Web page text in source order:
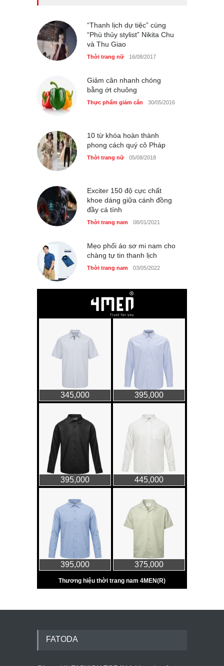
Chiếc áo dài cưới của Hoa
hậu Đỗ Hà ?
“Thanh lịch dự tiệc” cùng
“Phù thủy stylist” Nikita Chu
và Thu Giao
Thời trang nữ 16/08/2017
Giảm cân nhanh chóng
bằng ớt chuông
Thực phẩm giảm cân 30/05/2016
10 từ khóa hoàn thành
phong cách quý cô Pháp
Thời trang nữ 05/08/2018
Exciter 150 độ cực chất
khoe dáng giữa cánh đồng
đầy cá tính
Thời trang nam 08/01/2021
Mẹo phối áo sơ mi nam cho
chàng tự tin thanh lịch
Thời trang nam 03/05/2022
FATODA